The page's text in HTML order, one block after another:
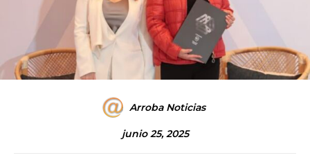
Arroba Noticias
junio 25, 2025